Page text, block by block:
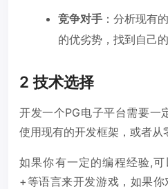
竞争对手 ：分析现有
的优劣势，找到自己的
2 技术选择
开发一个PG电子平台需要一
使用现有的开发框架，或者从
如果你有一定的编程经验,
+等语言来开发游戏，如果